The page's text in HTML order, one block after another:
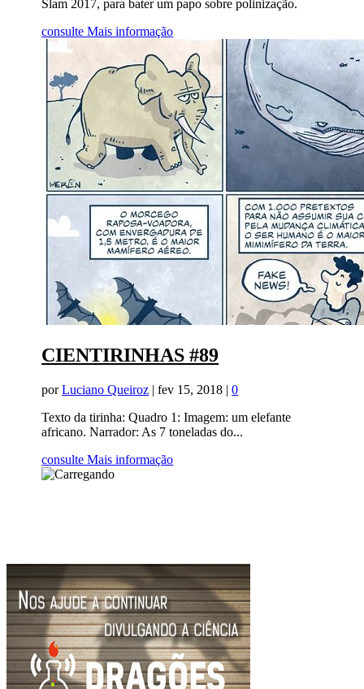
Slam 2017, para bater um papo sobre polinização.
consulte Mais informação
CIENTIRINHAS #89
porLuciano Queiroz |fev 15, 2018 |0
Texto da tirinha: Quadro 1: Imagem: um elefante
africano. Narrador: As 7 toneladas do...
consulte Mais informação